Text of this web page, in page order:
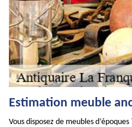
Estimation meuble
Vous disposez de meubles